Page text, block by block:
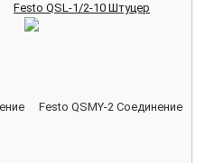
Festo QSL-1/2-10 Штуцер